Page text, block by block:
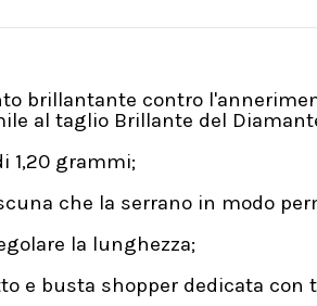
brillantante contro
al taglio Brillante del
1,20 grammi;
che la serrano in modo
la lunghezza;
e busta shopper dedicata